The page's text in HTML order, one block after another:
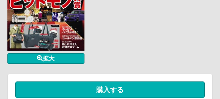
拡大
購入する